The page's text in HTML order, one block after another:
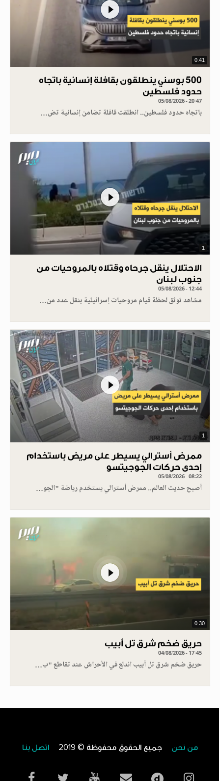
0.41
500 بوسني ينطلقون بقافلة إنسانية باتجاه
حدود فلسطين
05/08/2026 - 20:47
باتجاه حدود فلسطين.. انطلقت قافلة تضامن إنسانية تض…
1
الاحتلال ينقل جرحاه وقتلاه بالمروحيات من
جنوب لبنان
05/08/2026 - 12:44
مشاهد توثق لحظة قيام مروحيات إسرائيلية بنقل عدد من…
1
ممرض أسترالي يسيطر على مريض باستخدام
إحدى حركات الجوجيتسو
05/08/2026 - 08:22
أصبح حديث العالم.. ممرض أسترالي يستخدم رياضة "الجو…
0.30
حريق ضخم شرق تل أبيب
04/08/2026 - 17:45
حريق ضخم شرق تل أبيب اندلع في الأحراش عند تقاطع "ب…
من نحن جميع الحقوق محفوظة © 2019 اتصل بنا